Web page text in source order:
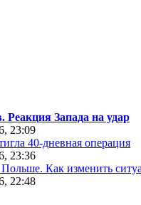
Запада на удар
23:09
40-дневная операция
23:36
Как изменить
22:48